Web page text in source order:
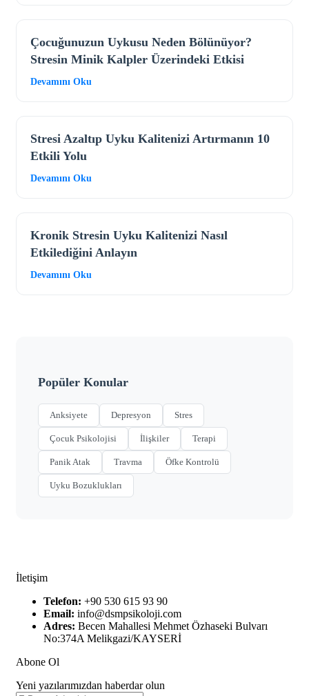
Çocuğunuzun Uykusu Neden Bölünüyor?
Stresin Minik Kalpler Üzerindeki Etkisi
Devamını Oku
Stresi Azaltıp Uyku Kalitenizi Artırmanın 10
Etkili Yolu
Devamını Oku
Kronik Stresin Uyku Kalitenizi Nasıl
Etkilediğini Anlayın
Devamını Oku
Popüler Konular
Anksiyete Depresyon Stres
Çocuk Psikolojisi İlişkiler Terapi
Panik Atak Travma Öfke Kontrolü
Uyku Bozuklukları
İletişim
Telefon: +90 530 615 93 90
Email: info@dsmpsikoloji.com
Adres: Becen Mahallesi Mehmet Özhaseki Bulvarı
No:374A Melikgazi/KAYSERİ
Abone Ol
Yeni yazılarımızdan haberdar olun